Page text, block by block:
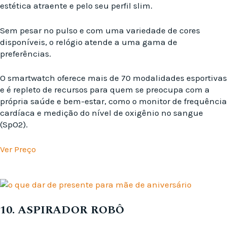
estética atraente e pelo seu perfil slim.
Sem pesar no pulso e com uma variedade de cores
disponíveis, o relógio atende a uma gama de
preferências.
O smartwatch oferece mais de 70 modalidades esportivas
e é repleto de recursos para quem se preocupa com a
própria saúde e bem-estar, como o monitor de frequência
cardíaca e medição do nível de oxigênio no sangue
(SpO2).
Ver Preço
10. ASPIRADOR ROBÔ